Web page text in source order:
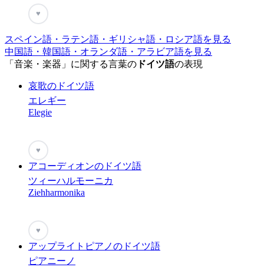
♥
スペイン語・ラテン語・ギリシャ語・ロシア語を見る
中国語・韓国語・オランダ語・アラビア語を見る
「音楽・楽器」に関する言葉の ドイツ語の表現
哀歌のドイツ語
エレギー
Elegie
♥
アコーディオンのドイツ語
ツィーハルモーニカ
Ziehharmonika
♥
アップライトピアノのドイツ語
ピアニーノ